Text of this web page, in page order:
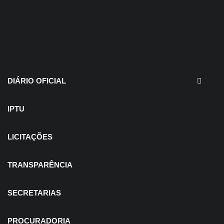
Processo Seletivo
DIÁRIO OFICIAL
IPTU
LICITAÇÕES
TRANSPARÊNCIA
SECRETARIAS
PROCURADORIA